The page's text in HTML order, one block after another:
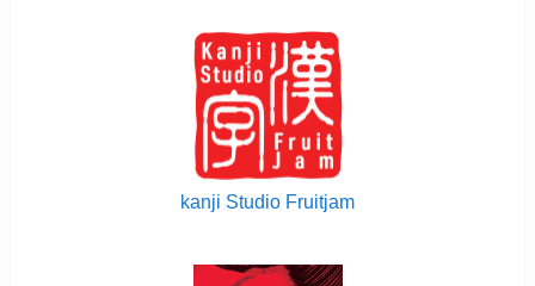
kanji Studio Fruitjam